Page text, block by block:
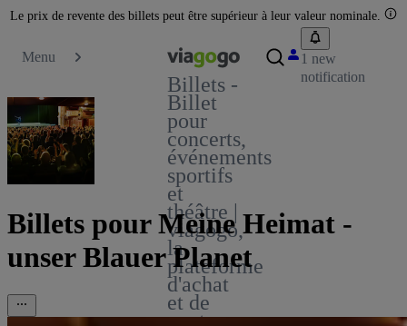
Le prix de revente des billets peut être supérieur à leur valeur nominale.
Menu
Billets -
Billet
pour
concerts,
événements
sportifs
et
théâtre |
viagogo,
la
plateforme
d'achat
et de
vente
1 new
notification
Billets pour Meine Heimat -
unser Blauer Planet